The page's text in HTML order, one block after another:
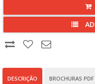
DESCRIÇÃO BROCHURAS PDF